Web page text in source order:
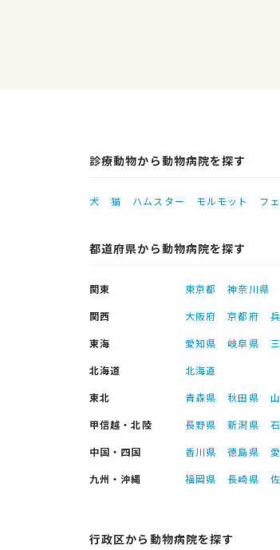
診療動物から動物病院を探す
犬 猫 ハムスター モルモット フ
都道府県から動物病院を探す
関東 東京都 神奈川県
関西
大阪府 京都府
東海
愛知県 岐阜県
北海道
北海道
東北
青森県 秋田県
甲信越・北陸
長野県 新潟県
中国・四国
香川県 徳島県
九州・沖縄
福岡県 長崎県
行政区から動物病院を探す